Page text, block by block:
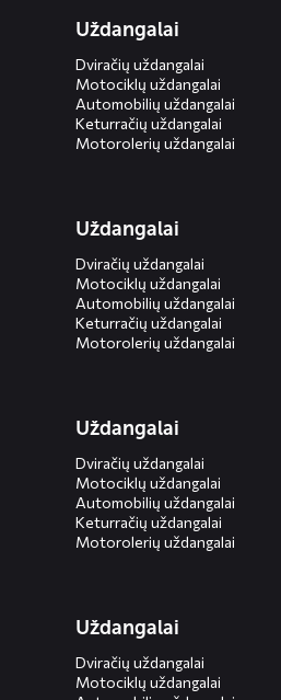
Uždangalai
Dviračių uždangalai
Motociklų uždangalai
Automobilių uždangalai
Keturračių uždangalai
Motorolerių uždangalai
Uždangalai
Dviračių uždangalai
Motociklų uždangalai
Automobilių uždangalai
Keturračių uždangalai
Motorolerių uždangalai
Uždangalai
Dviračių uždangalai
Motociklų uždangalai
Automobilių uždangalai
Keturračių uždangalai
Motorolerių uždangalai
Uždangalai
Dviračių uždangalai
Motociklų uždangalai